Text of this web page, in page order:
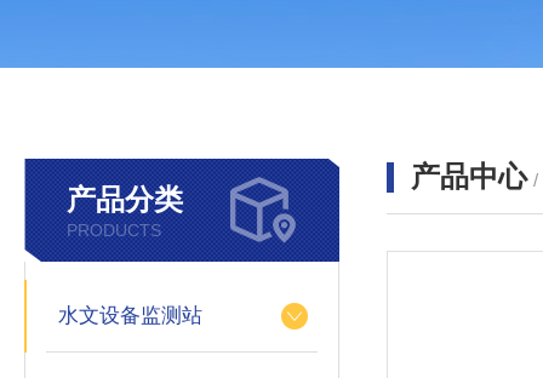
产品分类
PRODUCTS
水文设备监测站
产品中心 /